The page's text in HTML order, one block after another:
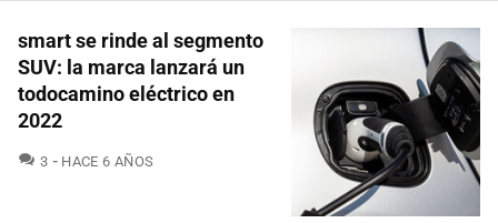
smart se rinde al segmento
SUV: la marca lanzará un
todocamino eléctrico en
2022
3 COMENTARIOS
HACE 6 AÑOS